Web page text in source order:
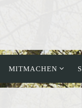
MITMACHEN